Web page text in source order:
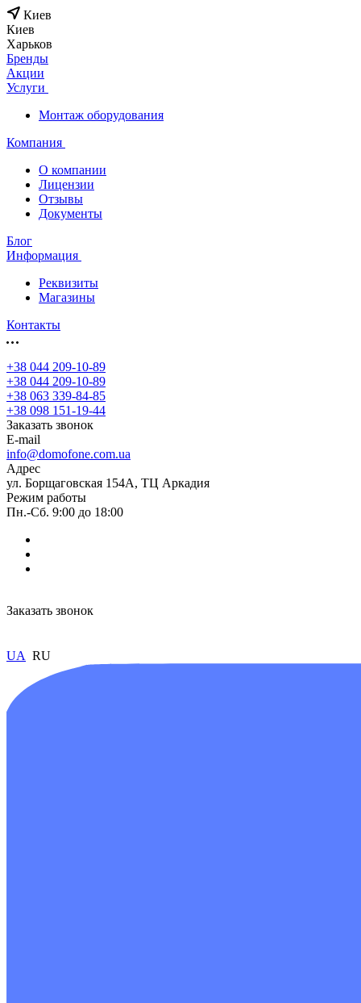
Киев
Киев
Харьков
Бренды
Акции
Услуги
Монтаж оборудования
Компания
О компании
Лицензии
Отзывы
Документы
Блог
Информация
Реквизиты
Магазины
Контакты
+38 044 209-10-89
+38 044 209-10-89
+38 063 339-84-85
+38 098 151-19-44
Заказать звонок
E-mail
info@domofone.com.ua
Адрес
ул. Борщаговская 154А, ТЦ Аркадия
Режим работы
Пн.-Сб. 9:00 до 18:00
Заказать звонок
UA RU